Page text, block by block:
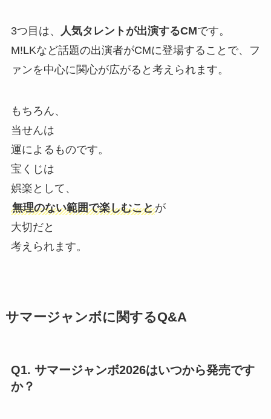
3つ目は、 人気タレントが出演するCMです。
M!LKなど話題の出演者がCMに登場することで、フ
ァンを中心に関心が広がると考えられます。
もちろん、
当せんは
運によるものです。
宝くじは
娯楽として、
無理のない範囲で楽しむことが
大切だと
考えられます。
サマージャンボに関するQ&A
Q1. サマージャンボ2026はいつから発売です
か？